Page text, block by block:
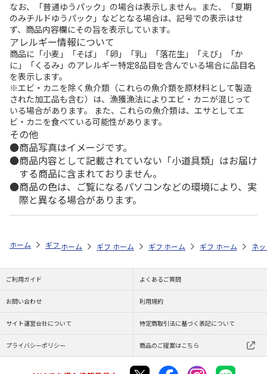
なお、「普通ゆうパック」の場合は表示しません。また、「夏期
のみチルドゆうパック」などとなる場合は、記号での表示はせ
ず、商品内容欄にその旨を表示しています。
アレルギー情報について
商品に「小麦」「そば」「卵」「乳」「落花生」「えび」「か
に」「くるみ」のアレルギー特定8品目を含んでいる場合に品目名
を表示します。
※エビ・カニを除く魚介類（これらの魚介類を原材料として製造
された加工品も含む）は、漁獲漁法によりエビ・カニが混じって
いる場合があります。 また、これらの魚介類は、エサとしてエ
ビ・カニを食べている可能性があります。
その他
商品写真はイメージです。
商品内容として記載されていない「小道具類」はお届け
する商品に含まれておりません。
商品の色は、ご覧になるパソコンなどの環境により、実
際と異なる場合があります。
ホーム ギフトストア お中元・夏ギフト特集 2026 お菓子・スイーツ
ホーム ギフトストア お中元・夏ギフト特集 2026
ホーム ギフトストア お中元・夏ギフト
ホーム ギフトストア お
ホーム ネ
ご利用ガイド よくあるご質問
お問い合わせ 利用規約
サイト運営会社について 特定商取引法に基づく表記について
プライバシーポリシー 商品のご提案はこちら